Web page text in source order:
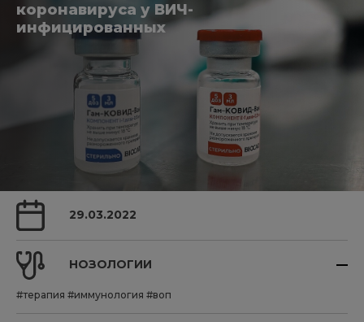
коронавируса у ВИЧ-
инфицированных
29.03.2022
НОЗОЛОГИИ
#терапия #иммунология #воп